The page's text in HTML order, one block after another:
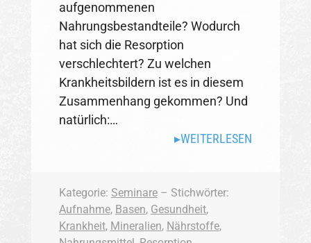
aufgenommenen
Nahrungsbestandteile? Wodurch
hat sich die Resorption
verschlechtert? Zu welchen
Krankheitsbildern ist es in diesem
Zusammenhang gekommen? Und
natürlich:…
WEITERLESEN
Kategorie: Seminare – Stichwörter:
Aufnahme, Basen, Gesundheit,
Krankheit, Mineralien, Nährstoffe,